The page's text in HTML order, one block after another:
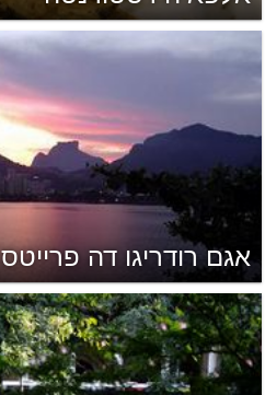
אגם רודריגו דה פרייטס